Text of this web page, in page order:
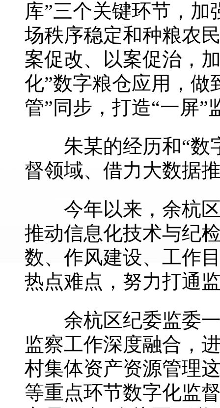
库”三个关键环节，
场秩序稳定和种粮农
案促改、以案促治，
化”数字粮仓应用，做
管”同步，打造“一屏
朱某的经历和“数字
督领域、借力大数据
今年以来，余杭区
推动信息化技术与纪
数、作风建设、工作
热点难点，努力打通
余杭区纪委监委一
监察工作深度融合，
村集体资产资源管理
等重点环节数字化监